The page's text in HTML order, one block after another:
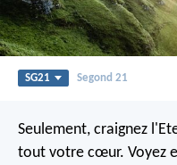
SG21 Segond 21
Seulement, craignez
tout votre cœur. Voyez